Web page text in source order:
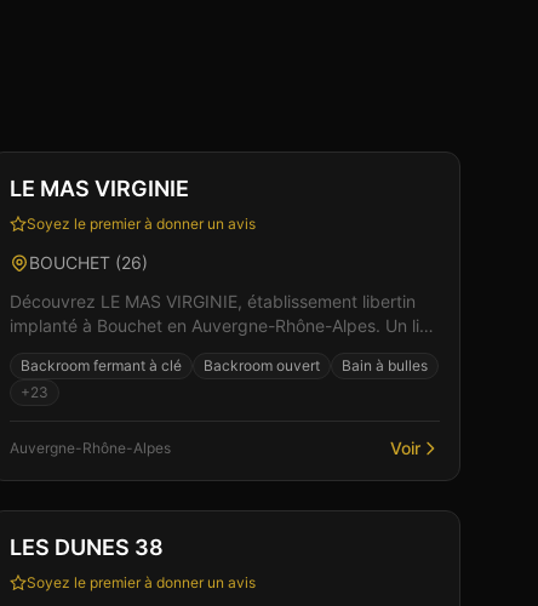
LE MAS VIRGINIE
Soyez le premier à donner un avis
BOUCHET(26)
Découvrez LE MAS VIRGINIE, établissement libertin
implanté à Bouchet en Auvergne-Rhône-Alpes. Un lieu
Backroom fermant à clé Backroom ouvert
Bain à bulles
+23
Auvergne-Rhône-Alpes Voir
Club Sauna +5
LES DUNES 38
Soyez le premier à donner un avis